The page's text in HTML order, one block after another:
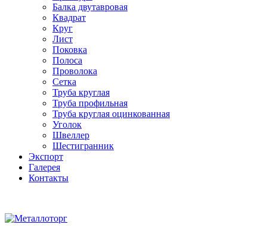
Балка двутавровая
Квадрат
Круг
Лист
Поковка
Полоса
Проволока
Сетка
Труба круглая
Труба профильная
Труба круглая оцинкованная
Уголок
Швеллер
Шестигранник
Экспорт
Галерея
Контакты